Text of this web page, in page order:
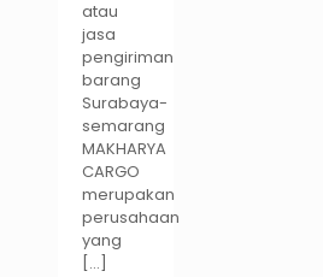
atau
jasa
pengiriman
barang
Surabaya-
semarang
MAKHARYA
CARGO
merupakan
perusahaan
yang
[…]